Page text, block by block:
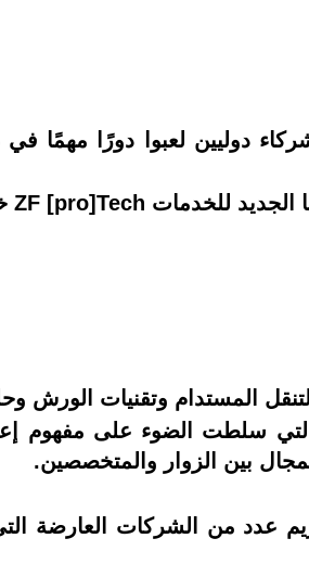
إسطنبول 2026 حضورًا قويًا لشركاء دوليين
المستدام وتقنيات الورش
بين الزوار والمتخصصين.
عدد من الشركات